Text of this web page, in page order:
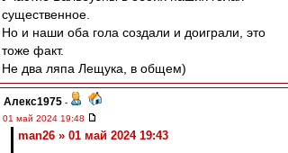
существенное.
Но и наши оба гола создали и доиграли, это
тоже факт.
Не два ляпа Лещука, в общем)
Алекс1975 -
01 май 2024 19:48
man26 » 01 май 2024 19:43